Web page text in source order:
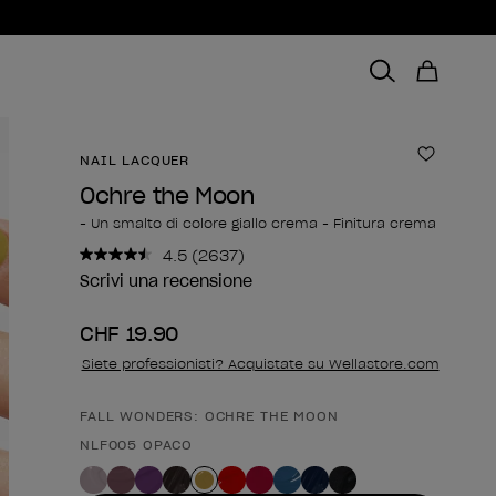
NAIL LACQUER
Ochre the Moon
- Un smalto di colore giallo crema - Finitura crema
4.5 Leggi
2637
pagina.
(2637)
Scrivi una recensione
CHF 19.90
Siete professionisti? Acquistate su Wellastore.com
Forma del prodotto
FALL WONDERS: OCHRE THE MOON
NLF005 OPACO